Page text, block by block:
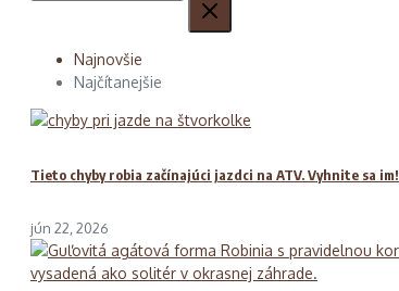
Najnovšie
Najčítanejšie
Tieto chyby robia začínajúci jazdci na ATV. Vyhnite sa im!
jún 22, 2026